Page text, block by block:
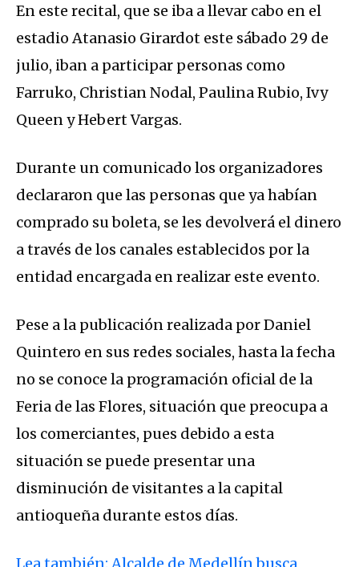
En este recital, que se iba a llevar cabo en el
estadio Atanasio Girardot este sábado 29 de
julio, iban a participar personas como
Farruko, Christian Nodal, Paulina Rubio, Ivy
Queen y Hebert Vargas.
Durante un comunicado los organizadores
declararon que las personas que ya habían
comprado su boleta, se les devolverá el dinero
a través de los canales establecidos por la
entidad encargada en realizar este evento.
Pese a la publicación realizada por Daniel
Quintero en sus redes sociales, hasta la fecha
no se conoce la programación oficial de la
Feria de las Flores, situación que preocupa a
los comerciantes, pues debido a esta
situación se puede presentar una
disminución de visitantes a la capital
antioqueña durante estos días.
Lea también: Alcalde de Medellín busca